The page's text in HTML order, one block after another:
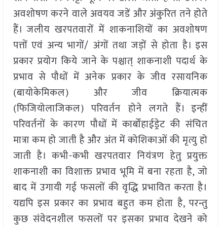
अवशोषण करने वाले अवयव जडें और अंकुरित तने होते
हैं। जलीय खरपतवारों में शाकनाशियों का अवशोषण
पत्तों एवं अन्य भागों/ अंगों तथा जड़ों से होता है। इस
प्रकार प्रयोग किये जाने के पश्चात् शाकनाशी पदार्थ के
प्रभाव से पौधों में अनेक प्रकार के जीव रसायनिक
(बायोकेमिकल) और जीव क्रियात्मक
(फिजियोलाजिकल) परिवर्तन होने लगते हैं। इन्हीं
परिवर्तनों के कारण पौधों में कार्बोंहाईड्रेट की संचित
मात्रा कम हो जाती है और अंत में कोशिकाओं की मृत्यु हो
जाती है। कभी-कभी खरपतवार नियंत्रण हेतु प्रयुक्त
शाकनाशी का विशाक्त प्रभाव भूमि में बना रहता है, जो
बाद में उगायी गई फसलों की वृद्धि प्रभावित करता है।
यद्यपि इस प्रकार का प्रभाव बहुत कम होता है, परन्तु
कुछ संवेदनशील फसलों पर इसका प्रभाव देखने को